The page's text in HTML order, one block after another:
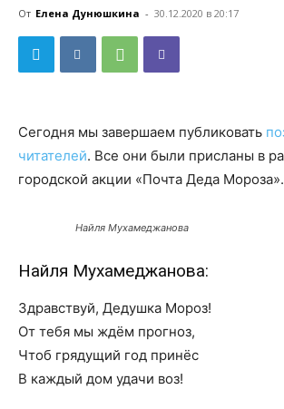
От Елена Дунюшкина - 30.12.2020 в 20:17
Сегодня мы завершаем публиковать
читателей. Все они были присланы в
городской акции «Почта Деда Мороза».
Найля Мухамеджанова
Найля Мухамеджанова:
Здравствуй, Дедушка Мороз!
От тебя мы ждём прогноз,
Чтоб грядущий год принёс
В каждый дом удачи воз!